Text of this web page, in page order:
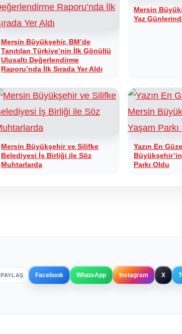
Mersin Büyükşehir, BM’de
Tanıtılan Türkiye’nin İlk Gönüllü
Ulusaltı Değerlendirme
Raporu’nda İlk Sırada Yer Aldı
Mersin
Yaz
Mersin Büyükşehir ve Silifke
Belediyesi İş Birliği ile Söz
Muhtarlarda
Yazın En
Parkı Oldu
PAYLAŞ Facebook WhatsApp Instagram X